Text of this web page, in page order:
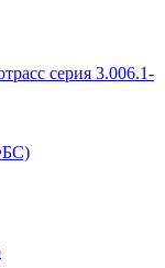
серия 3.006.1-